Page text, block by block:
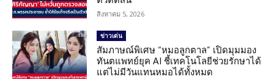
สิงหาคม 5, 2026
ข่าวเด่น
สัมภาษณ์พิเศษ “หมอลูกตาล” เปิดมุมมอง
ทันตแพทย์ยุค AI ชี้เทคโนโลยีช่วยรักษาได้
แต่ไม่มีวันแทนหมอได้ทั้งหมด